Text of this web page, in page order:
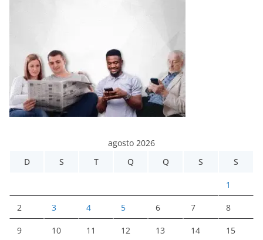
agosto 2026
D
S T Q Q S S
1
2 3 4 5 6 7 8
9 10 11 12 13 14 15